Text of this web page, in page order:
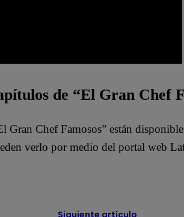
de “El Gran Chef
Gran Chef Famosos” están
verlo por medio del portal web